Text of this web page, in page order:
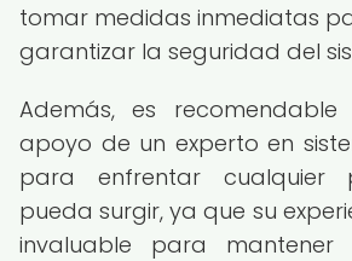
tomar medidas inmediatas
garantizar la seguridad del
Además, es
apoyo de un experto en
para enfrentar cualquier
pueda surgir, ya que su
invaluable para